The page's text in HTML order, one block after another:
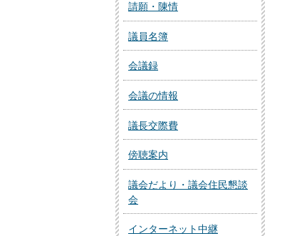
請願・陳情
議員名簿
会議録
会議の情報
議長交際費
傍聴案内
議会だより・議会住民懇談
会
インターネット中継